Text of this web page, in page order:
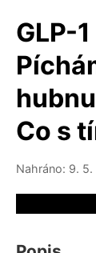
GLP-
Co s
Nahráno: 9.